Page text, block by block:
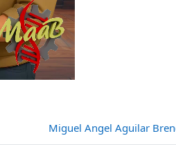
Miguel Angel Aguilar